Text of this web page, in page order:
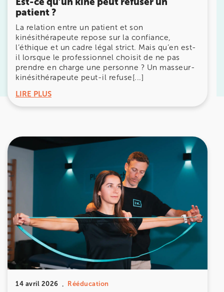
patient ?
La relation entre un patient et son
kinésithérapeute repose sur la confiance,
l’éthique et un cadre légal strict. Mais qu’en est-
il lorsque le professionnel choisit de ne pas
prendre en charge une personne ? Un masseur-
kinésithérapeute peut-il refuse[...]
LIRE PLUS
14 avril 2026 Rééducation
Prenez RDV sur
Prenez RDV sur
KOSS PARIS 8
IK MORANGIS
85 Av. de Balzac 91420 Morangis
85 Av. de Balzac 91420 Morangis
01 64 48 35 84
Prenez RDV sur
Prenez RDV sur